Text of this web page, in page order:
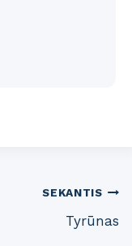
SEKANTIS
Tyrūnas